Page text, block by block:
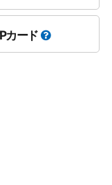
カード